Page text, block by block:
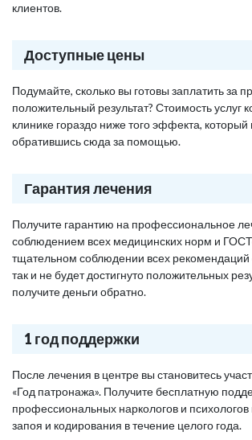
клиентов.
Доступные цены
Подумайте, сколько вы готовы заплатить за
положительный результат? Стоимость услуг
клинике гораздо ниже того эффекта, который
обратившись сюда за помощью.
Гарантия лечения
Получите гарантию на профессиональное
соблюдением всех медицинских норм и
тщательном соблюдении всех
так и не будет достигнуто положительных
получите деньги обратно.
1 год поддержки
После лечения в центре вы становитесь
«Год патронажа». Получите бесплатную
профессиональных наркологов и
запоя и кодирования в течение целого года.